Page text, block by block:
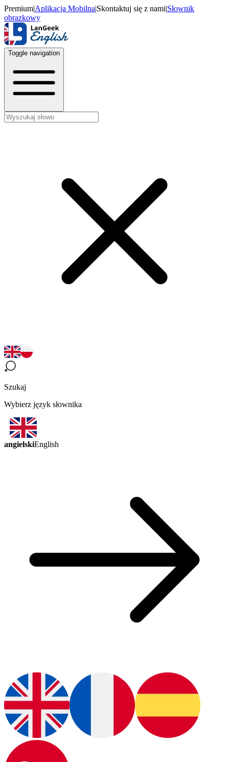
Premium|Aplikacja Mobilna|Skontaktuj się z nami|Słownik
obrazkowy
Toggle navigation
Szukaj
Wybierz język słownika
angielskiEnglish